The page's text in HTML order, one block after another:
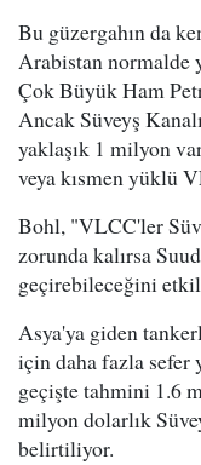
Bu güzergahın da
Arabistan normalde
Çok Büyük Ham
Ancak Süveyş
yaklaşık 1 milyon
veya kısmen yüklü
Bohl, "VLCC'ler
zorunda kalırsa
geçirebileceğini
Asya'ya giden
için daha fazla sefer
geçişte tahmini 1.6
milyon dolarlık
belirtiliyor.